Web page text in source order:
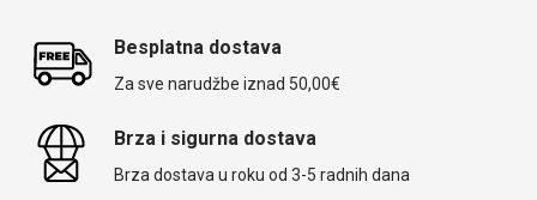
Besplatna dostava
Za sve narudžbe iznad 50,00€
Brza i sigurna dostava
Brza dostava u roku od 3-5 radnih dana